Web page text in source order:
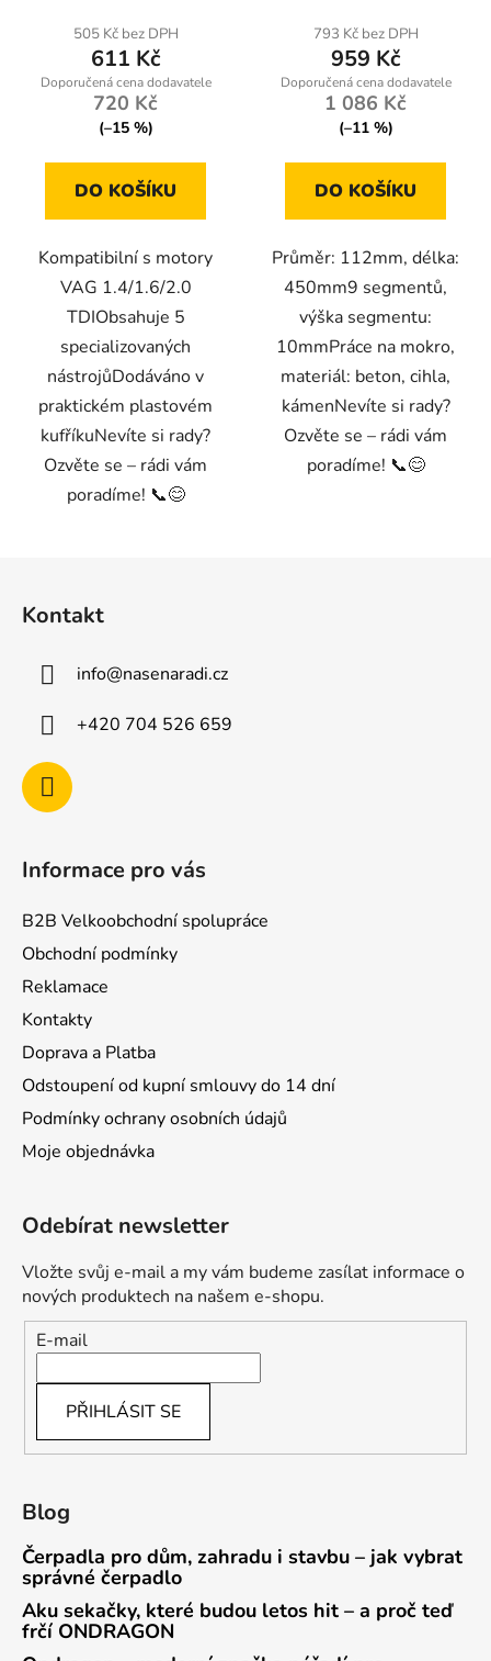
505 Kč bez DPH
611 Kč
720 Kč
(–15 %)
DO KOŠÍKU
Kompatibilní s motory
VAG 1.4/1.6/2.0
TDIObsahuje 5
specializovaných
nástrojůDodáváno v
praktickém plastovém
kufříkuNevíte si rady?
Ozvěte se – rádi vám
poradíme! 📞😊
793 Kč bez DPH
959 Kč
1 086 Kč
(–11 %)
DO KOŠÍKU
Průměr: 112mm, délka:
450mm9 segmentů,
výška segmentu:
10mmPráce na mokro,
materiál: beton, cihla,
kámenNevíte si rady?
Ozvěte se – rádi vám
poradíme! 📞😊
Kontakt
info@nasenaradi.cz
+420 704 526 659
Informace pro vás
B2B Velkoobchodní spolupráce
Obchodní podmínky
Reklamace
Kontakty
Doprava a Platba
Odstoupení od kupní smlouvy do 14 dní
Podmínky ochrany osobních údajů
Moje objednávka
Odebírat newsletter
Vložte svůj e-mail a my vám budeme zasílat informace o
nových produktech na našem e-shopu.
E-mail
PŘIHLÁSIT SE
Blog
Čerpadla pro dům, zahradu i stavbu – jak vybrat
správné čerpadlo
Aku sekačky, které budou letos hit – a proč teď
frčí ONDRAGON